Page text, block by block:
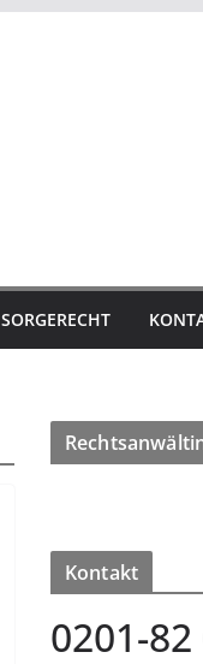
SORGERECHT
Kontakt
0201-82